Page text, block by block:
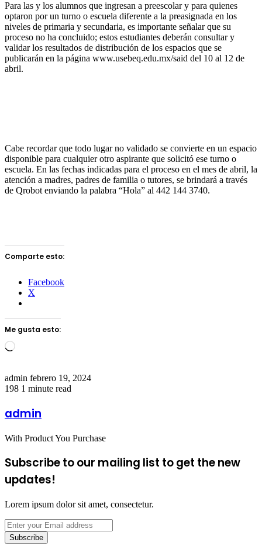
Para las y los alumnos que ingresan a preescolar y para quienes
optaron por un turno o escuela diferente a la preasignada en los
niveles de primaria y secundaria, es importante señalar que su
proceso no ha concluido; estos estudiantes deberán consultar y
validar los resultados de distribución de los espacios que se
publicarán en la página www.usebeq.edu.mx/said del 10 al 12 de
abril.
Cabe recordar que todo lugar no validado se convierte en un espacio
disponible para cualquier otro aspirante que solicitó ese turno o
escuela. En las fechas indicadas para el proceso en el mes de abril, la
atención a madres, padres de familia o tutores, se brindará a través
de Qrobot enviando la palabra “Hola” al 442 144 3740.
Comparte esto:
Facebook
X
Me gusta esto:
Loading…
admin Send
an
febrero 19, 2024
198 1 minute read
admin
With Product You Purchase
Subscribe to our mailing list to get the new
updates!
Lorem ipsum dolor sit amet, consectetur.
Enter
your